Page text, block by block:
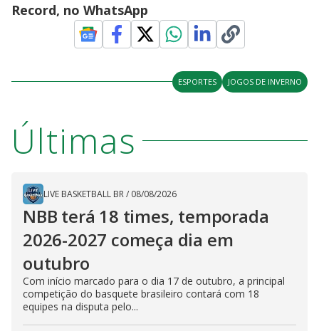
Record, no WhatsApp
ESPORTES JOGOS DE INVERNO
Últimas
LIVE BASKETBALL BR/ 08/08/2026
NBB terá 18 times, temporada
2026-2027 começa dia em
outubro
Com início marcado para o dia 17 de outubro, a principal
competição do basquete brasileiro contará com 18
equipes na disputa pelo...